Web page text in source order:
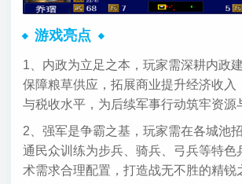
游戏亮点
1、内政为立足之本，玩家需深耕内政
保障粮草供应，拓展商业提升经济收入
与税收水平，为后续军事行动筑牢资源
2、强军是争霸之基，玩家需在各城池
通民众训练为步兵、骑兵、弓兵等特色
术需求合理配置，打造战无不胜的精锐